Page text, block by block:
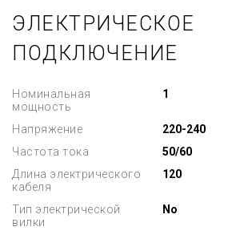
ЭЛЕКТРИЧЕСКОЕ
ПОДКЛЮЧЕНИЕ
Номинальная
мощность
1
Напряжение
220-240
Частота тока
50/60
Длина электрического
кабеля
120
Тип электрической
вилки
No